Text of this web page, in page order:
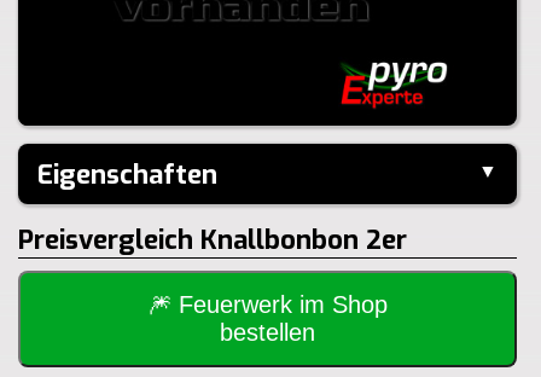
Eigenschaften ▼
Hersteller:
Keller
Inhalt je Pack:
2 Stück
Gewicht Brutto:
36g
1.4S
BAM-PI-0681
Preisvergleich Knallbonbon 2er
🎆 Feuerwerk im Shop
bestellen